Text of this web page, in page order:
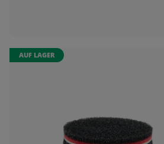
AUF LAGER